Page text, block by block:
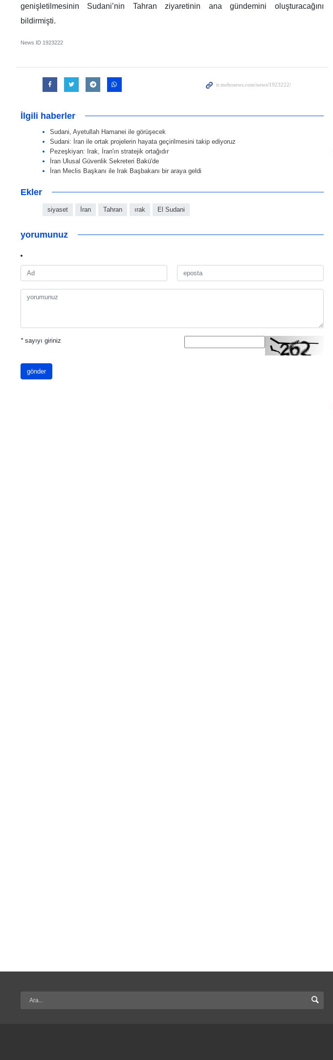
genişletilmesinin Sudani’nin Tahran ziyaretinin ana gündemini oluşturacağını
bildirmişti.
News ID 1923222
İlgili haberler
Sudani, Ayetullah Hamanei ile görüşecek
Sudani: İran ile ortak projelerin hayata geçirilmesini takip ediyoruz
Pezeşkiyan: Irak, İran'ın stratejik ortağıdır
İran Ulusal Güvenlik Sekreteri Bakü'de
İran Meclis Başkanı ile Irak Başbakanı bir araya geldi
Ekler
siyaset İran Tahran ırak El Sudani
yorumunuz
*sayıyı giriniz
gönder